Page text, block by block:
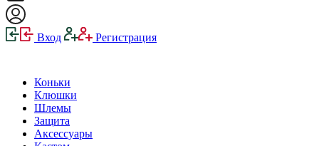
Вход Регистрация
Коньки
Клюшки
Шлемы
Защита
Аксессуары